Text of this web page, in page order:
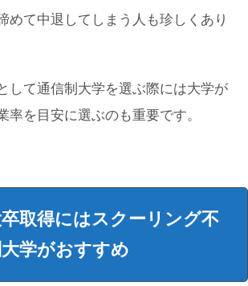
めて中退してしまう人も珍しくあり
して通信制大学を選ぶ際には大学が
率を目安に選ぶのも重要です。
取得にはスクーリング不
学がおすすめ